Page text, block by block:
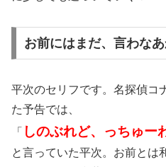
お前にはまだ、言わな
平次のセリフです。名探偵コ
た予告では、
「 しのぶれど、っちゅー
と言っていた平次。お前とは